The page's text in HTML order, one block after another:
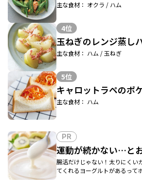
主な食材： オクラ / ハム
4位
玉ねぎのレンジ蒸し
主な食材： ハム / 玉ねぎ
5位
キャロットラペのポ
主な食材： ハム
PR
運動が続かない…と
腸活だけじゃない！太りにくい
てくれるヨーグルトがあるって